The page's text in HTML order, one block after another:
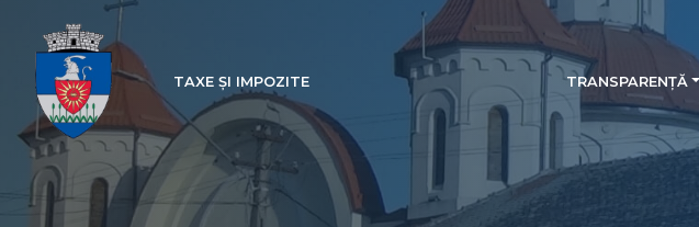
TAXE ȘI IMPOZITE TRANSPARENȚĂ